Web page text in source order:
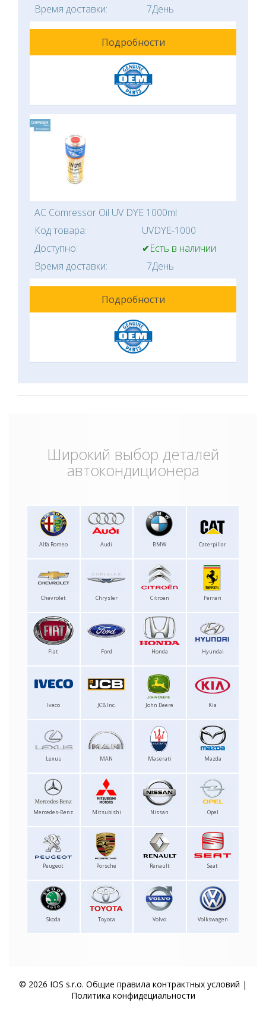
Время доставки:
7День
Подробности
AC Comressor Oil UV DYE 1000ml
Код товара:
UVDYE-1000
Доступно:
✔Есть в наличии
Время доставки:
7День
Подробности
Широкий выбор деталей
автокондиционера
Alfa Romeo Audi BMW Caterpillar
Chevrolet Chrysler Citroen Ferrari
Fiat Ford Honda Hyundai
Iveco JCB Inc. John Deere Kia
Lexus MAN Maserati Mazda
Mercedes-Benz Mitsubishi Nissan Opel
Peugeot Porsche Renault Seat
Skoda Toyota Volvo Volkswagen
© 2026 IOS s.r.o. Общие правила контрактных условий |
Политика конфидециальности